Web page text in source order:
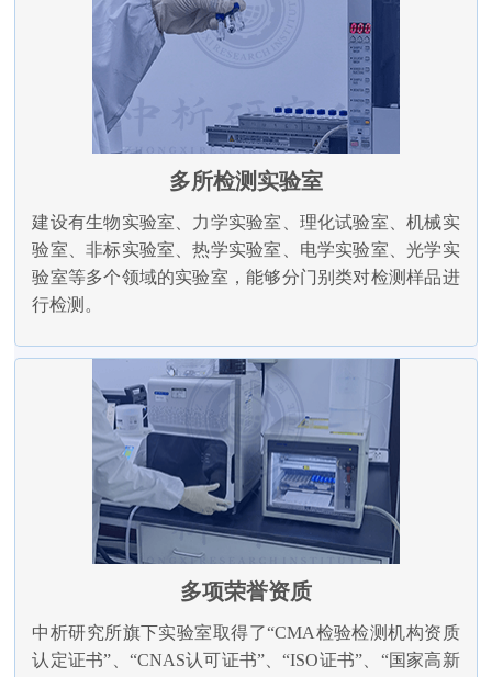
多所检测实验室
建设有生物实验室、力学实验室、理化试验室、机械实
验室、非标实验室、热学实验室、电学实验室、光学实
验室等多个领域的实验室，能够分门别类对检测样品进
行检测。
多项荣誉资质
中析研究所旗下实验室取得了“CMA检验检测机构资质
认定证书”、“CNAS认可证书”、“ISO证书”、“国家高新